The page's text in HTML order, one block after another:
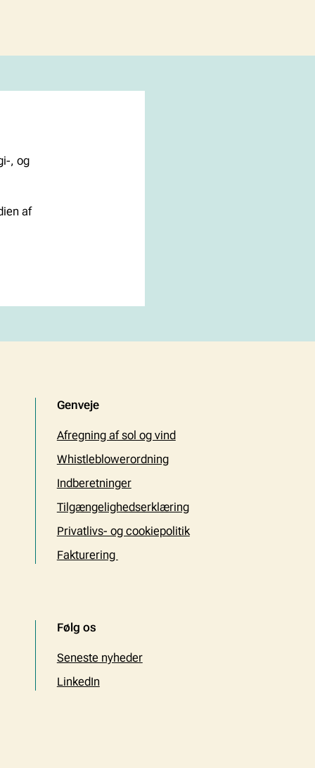
, og
af
Genveje
Afregning af sol og vind
Whistleblowerordning
Indberetninger
Tilgængelighedserklæring
Privatlivs- og cookiepolitik
Fakturering
Følg os
Seneste nyheder
LinkedIn